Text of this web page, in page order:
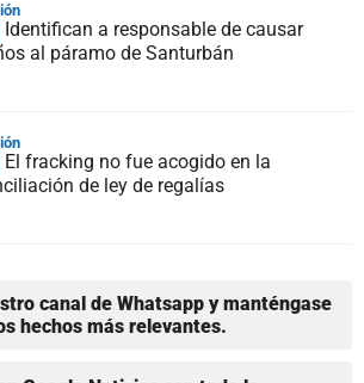
Identifican a responsable de causar
al páramo de Santurbán
El fracking no fue acogido en la
de ley de regalías
canal de Whatsapp y manténgase
hechos más relevantes.